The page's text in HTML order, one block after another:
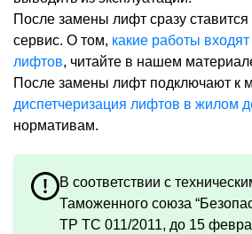
После замены лифт сразу
сервис. О том, какие работы
лифтов, читайте в нашем
После замены лифт подключают к
диспетчеризация лифтов в жилом
нормативам.
В соответствии с
Таможенного союза
ТР ТС 011/2011, до 15